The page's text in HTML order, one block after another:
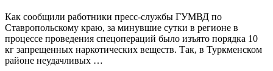
Как сообщили работники пресс-службы ГУМВД по
Ставропольскому краю, за минувшие сутки в регионе в
процессе проведения спецопераций было изъято порядка 10
кг запрещенных наркотических веществ. Так, в Туркменском
районе неудачливых …